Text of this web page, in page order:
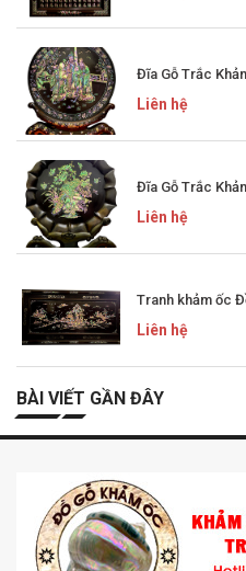
Đĩa Gỗ Trắc
Liên hệ
Đĩa Gỗ Trắc
Liên hệ
Tranh khảm ốc
Liên hệ
BÀI VIẾT GẦN ĐÂY